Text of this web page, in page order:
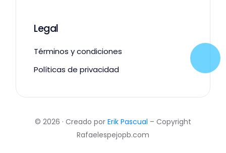
Legal
Términos y condiciones
Políticas de privacidad
© 2026 · Creado por Erik Pascual – Copyright
Rafaelespejopb.com